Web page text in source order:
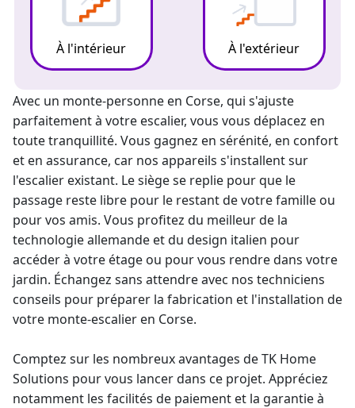
À l'intérieur À l'extérieur
Avec un monte-personne en Corse, qui s'ajuste
parfaitement à votre escalier, vous vous déplacez en
toute tranquillité. Vous gagnez en sérénité, en confort
et en assurance, car nos appareils s'installent sur
l'escalier existant. Le siège se replie pour que le
passage reste libre pour le restant de votre famille ou
pour vos amis. Vous profitez du meilleur de la
technologie allemande et du design italien pour
accéder à votre étage ou pour vous rendre dans votre
jardin. Échangez sans attendre avec nos techniciens
conseils pour préparer la fabrication et l'installation de
votre monte-escalier en Corse.
Comptez sur les nombreux avantages de TK Home
Solutions pour vous lancer dans ce projet. Appréciez
notamment les facilités de paiement et la garantie à